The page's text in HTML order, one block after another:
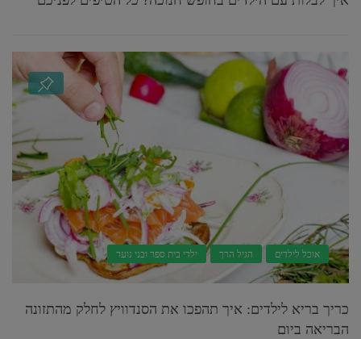
אוכל לילדים הגיל הרך ילדי בית ספר ובני נוער
כריך בריא לילדים: איך תהפכו את הסנדוויץ לחלק מהתזונה
הבריאה ביום